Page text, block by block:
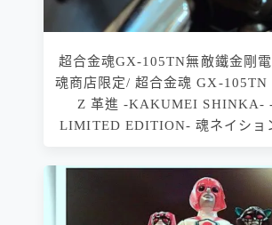
超合金魂GX-105TN無敵鐵金剛
魂商店限定/ 超合金魂 GX-105TN
Z 革進 -KAKUMEI SHINKA-
LIMITED EDITION- 魂ネイショ